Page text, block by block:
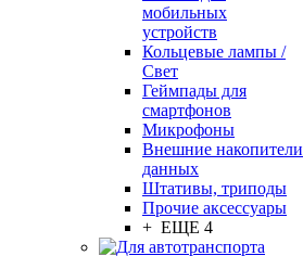
мобильных
устройств
Кольцевые лампы /
Свет
Геймпады для
смартфонов
Микрофоны
Внешние накопители
данных
Штативы, триподы
Прочие аксессуары
+ ЕЩЕ 4